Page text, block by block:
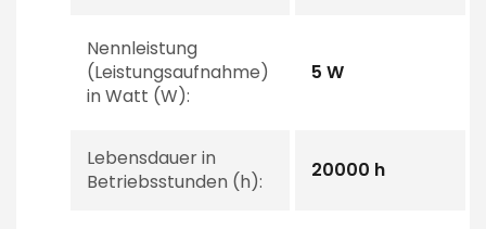
Nennleistung
(Leistungsaufnahme)
in Watt (W):
5 W
Lebensdauer in
Betriebsstunden (h):
20000 h